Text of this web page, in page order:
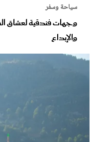
سياحة وسفر
وجهات فندقية لعشاق
والإبداع